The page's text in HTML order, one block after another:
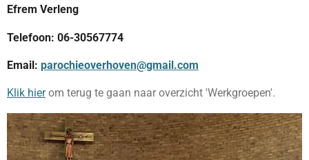
Efrem Verleng
Telefoon: 06-30567774
Email: parochieoverhoven@gmail.com
Klik hierom terug te gaan naar overzicht 'Werkgroepen'.